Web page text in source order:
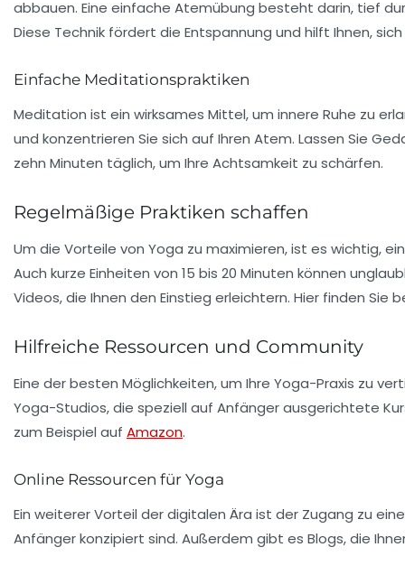
abbauen. Eine einfache Atemübung besteht darin, tief
Diese Technik fördert die Entspannung und hilft Ihnen,
Einfache Meditationspraktiken
Meditation ist ein wirksames Mittel, um innere Ruhe zu
und konzentrieren Sie sich auf Ihren Atem. Lassen Sie
zehn Minuten täglich, um Ihre Achtsamkeit zu schärfen.
Regelmäßige Praktiken schaffen
Um die Vorteile von Yoga zu maximieren, ist es wichtig,
Auch kurze Einheiten von 15 bis 20 Minuten können
Videos, die Ihnen den Einstieg erleichtern. Hier finden
Hilfreiche Ressourcen und Community
Eine der besten Möglichkeiten, um Ihre Yoga-Praxis zu
Yoga-Studios, die speziell auf Anfänger ausgerichtete
zum Beispiel auf Amazon.
Online Ressourcen für Yoga
Ein weiterer Vorteil der digitalen Ära ist der Zugang zu
Anfänger konzipiert sind. Außerdem gibt es Blogs, die